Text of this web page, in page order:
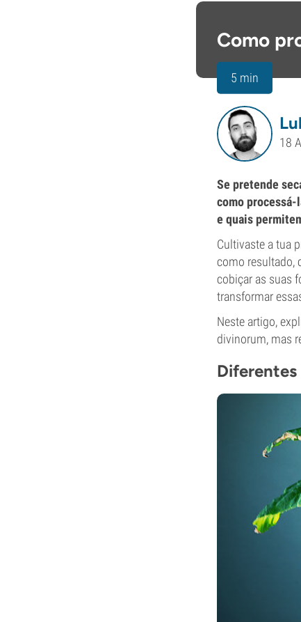
Como
5 min
18
Se pretende
como processá-
e quais
Cultivaste a tua
como resultado,
cobiçar as suas
transformar
Neste artigo,
divinorum, mas
Diferentes